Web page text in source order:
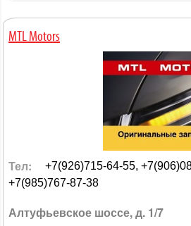
MTL Motors
Тел:
+7(926)715-64-55,
+7(985)767-87-38
Алтуфьевское шоссе, д. 1/7